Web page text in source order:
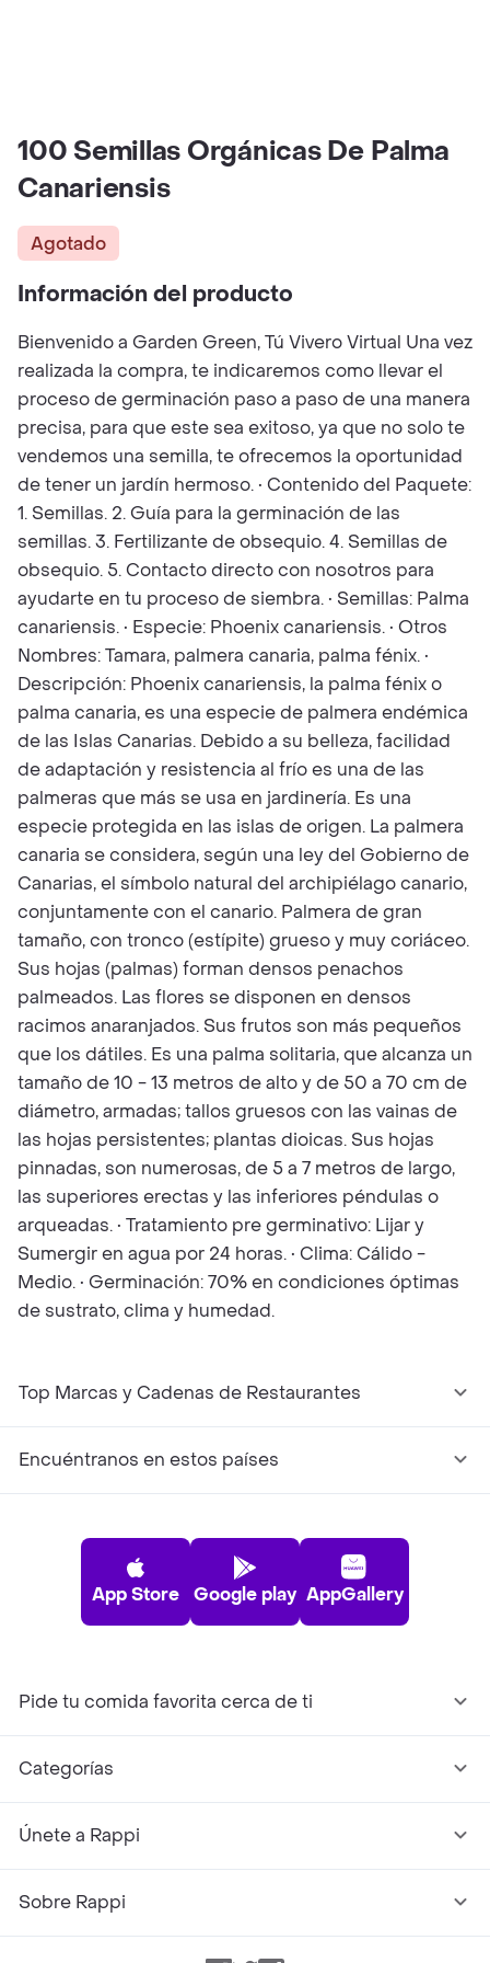
100 Semillas Orgánicas De Palma
Canariensis
Agotado
Información del producto
Bienvenido a Garden Green, Tú Vivero Virtual Una vez
realizada la compra, te indicaremos como llevar el
proceso de germinación paso a paso de una manera
precisa, para que este sea exitoso, ya que no solo te
vendemos una semilla, te ofrecemos la oportunidad
de tener un jardín hermoso. • Contenido del Paquete:
1. Semillas. 2. Guía para la germinación de las
semillas. 3. Fertilizante de obsequio. 4. Semillas de
obsequio. 5. Contacto directo con nosotros para
ayudarte en tu proceso de siembra. • Semillas: Palma
canariensis. • Especie: Phoenix canariensis. • Otros
Nombres: Tamara, palmera canaria, palma fénix. •
Descripción: Phoenix canariensis, la palma fénix o
palma canaria, es una especie de palmera endémica
de las Islas Canarias. Debido a su belleza, facilidad
de adaptación y resistencia al frío es una de las
palmeras que más se usa en jardinería. Es una
especie protegida en las islas de origen. La palmera
canaria se considera, según una ley del Gobierno de
Canarias, el símbolo natural del archipiélago canario,
conjuntamente con el canario. Palmera de gran
tamaño, con tronco (estípite) grueso y muy coriáceo.
Sus hojas (palmas) forman densos penachos
palmeados. Las flores se disponen en densos
racimos anaranjados. Sus frutos son más pequeños
que los dátiles. Es una palma solitaria, que alcanza un
tamaño de 10 - 13 metros de alto y de 50 a 70 cm de
diámetro, armadas; tallos gruesos con las vainas de
las hojas persistentes; plantas dioicas. Sus hojas
pinnadas, son numerosas, de 5 a 7 metros de largo,
las superiores erectas y las inferiores péndulas o
arqueadas. • Tratamiento pre germinativo: Lijar y
Sumergir en agua por 24 horas. • Clima: Cálido -
Medio. • Germinación: 70% en condiciones óptimas
de sustrato, clima y humedad.
Top Marcas y Cadenas de Restaurantes
Encuéntranos en estos países
App Store Google play AppGallery
Pide tu comida favorita cerca de ti
Categorías
Únete a Rappi
Sobre Rappi